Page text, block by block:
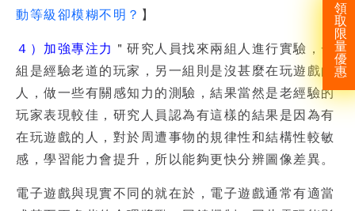
領
取
限
量
優
惠
動等級卻模糊不明？ 】
４）加強專注力 ＂研究人員找來兩組人進行實驗，一
組是經驗老道的玩家，另一組則是沒甚麼在玩遊戲的
人，做一些有關感知力的測驗，結果當然是老經驗的
玩家表現較佳，研究人員認為有這樣的結果是因為有
在玩遊戲的人，對於周遭事物的規律性和結構性較敏
感，學習能力會提升，所以能夠更快分辨圖像差異。
電子遊戲與現實不同的就在於，電子遊戲通常有適當